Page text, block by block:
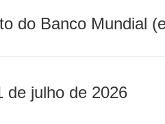
do Banco Mundial
de julho de 2026